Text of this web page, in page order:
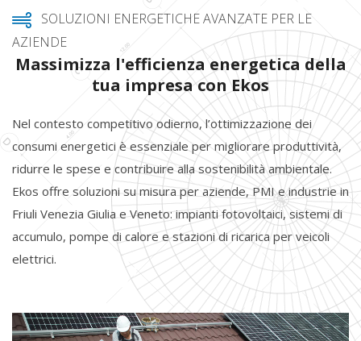
SOLUZIONI ENERGETICHE AVANZATE PER LE
AZIENDE
Massimizza l'efficienza energetica della
tua impresa con Ekos
Nel contesto competitivo odierno, l’ottimizzazione dei
consumi energetici è essenziale per migliorare produttività,
ridurre le spese e contribuire alla sostenibilità ambientale.
Ekos offre soluzioni su misura per aziende, PMI e industrie in
Friuli Venezia Giulia e Veneto: impianti fotovoltaici, sistemi di
accumulo, pompe di calore e stazioni di ricarica per veicoli
elettrici.